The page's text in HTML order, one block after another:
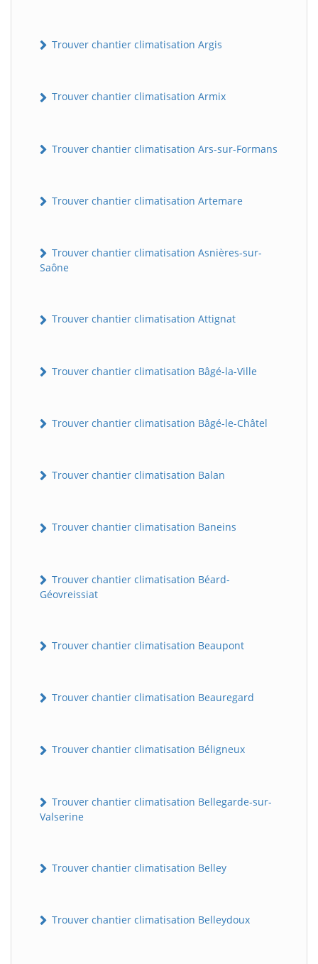
Trouver chantier climatisation Argis
Trouver chantier climatisation Armix
Trouver chantier climatisation Ars-sur-Formans
Trouver chantier climatisation Artemare
Trouver chantier climatisation Asnières-sur-
Saône
Trouver chantier climatisation Attignat
Trouver chantier climatisation Bâgé-la-Ville
Trouver chantier climatisation Bâgé-le-Châtel
Trouver chantier climatisation Balan
Trouver chantier climatisation Baneins
Trouver chantier climatisation Béard-
Géovreissiat
Trouver chantier climatisation Beaupont
Trouver chantier climatisation Beauregard
Trouver chantier climatisation Béligneux
Trouver chantier climatisation Bellegarde-sur-
Valserine
Trouver chantier climatisation Belley
Trouver chantier climatisation Belleydoux